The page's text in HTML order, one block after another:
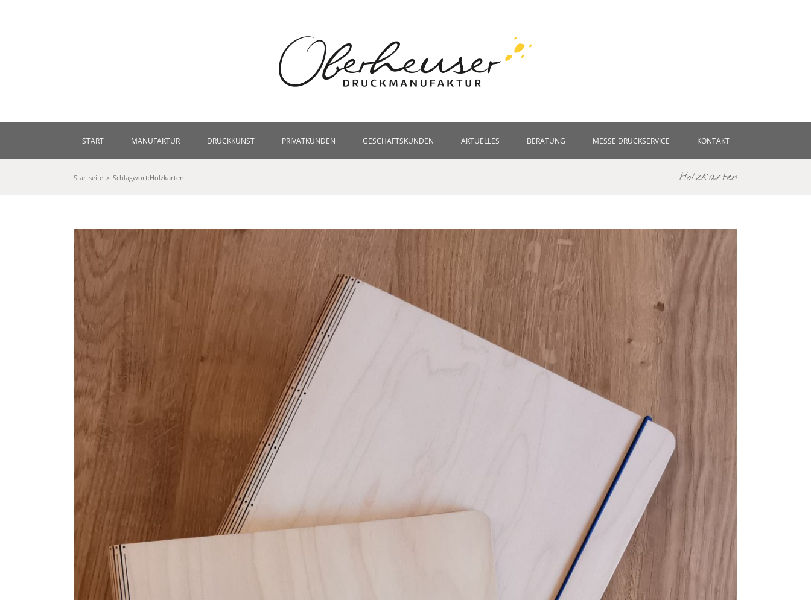
START MANUFAKTUR DRUCKKUNST PRIVATKUNDEN GESCHÄFTSKUNDEN AKTUELLES BERATUNG MESSE DRUCKSERVICE KONTAKT
Holzkarten
Startseite Schlagwort:Holzkarten